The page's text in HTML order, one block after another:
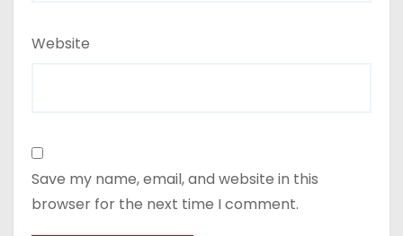
Website
Save my name, email, and website in this
browser for the next time I comment.